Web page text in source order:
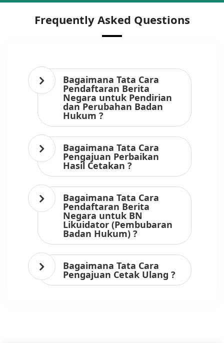
Frequently Asked Questions
Bagaimana Tata Cara
Pendaftaran Berita
Negara untuk Pendirian
dan Perubahan Badan
Hukum ?
Bagaimana Tata Cara
Pengajuan Perbaikan
Hasil Cetakan ?
Bagaimana Tata Cara
Pendaftaran Berita
Negara untuk BN
Likuidator (Pembubaran
Badan Hukum) ?
Bagaimana Tata Cara
Pengajuan Cetak Ulang ?